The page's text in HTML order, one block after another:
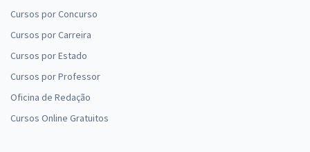
Cursos por Concurso
Cursos por Carreira
Cursos por Estado
Cursos por Professor
Oficina de Redação
Cursos Online Gratuitos